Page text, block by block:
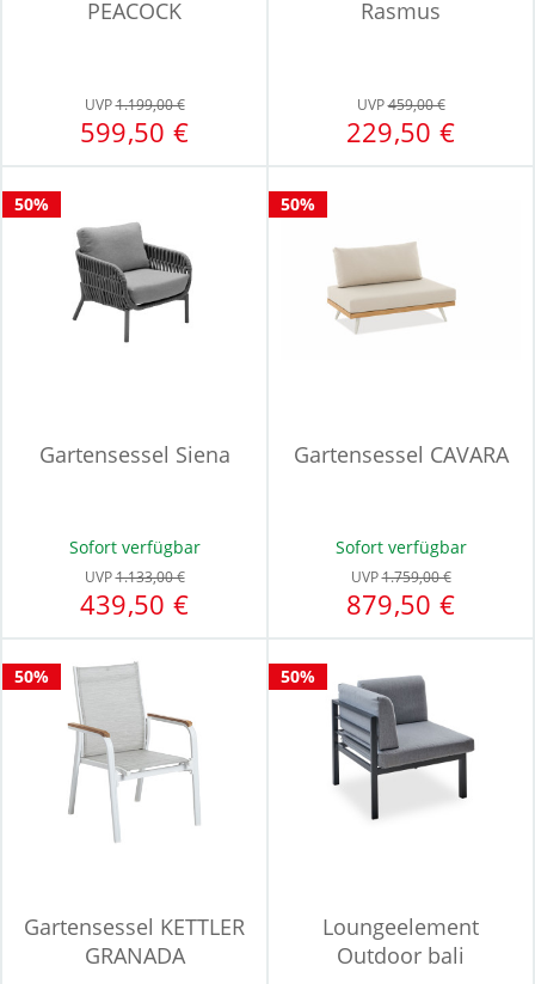
PEACOCK
UVP1.199,00 €
599,50 €
Rasmus
UVP459,00 €
229,50 €
50%
Gartensessel Siena
Sofort verfügbar
UVP1.133,00 €
439,50 €
50%
Gartensessel CAVARA
Sofort verfügbar
UVP1.759,00 €
879,50 €
50%
Gartensessel KETTLER
GRANADA
50%
Loungeelement
Outdoor bali